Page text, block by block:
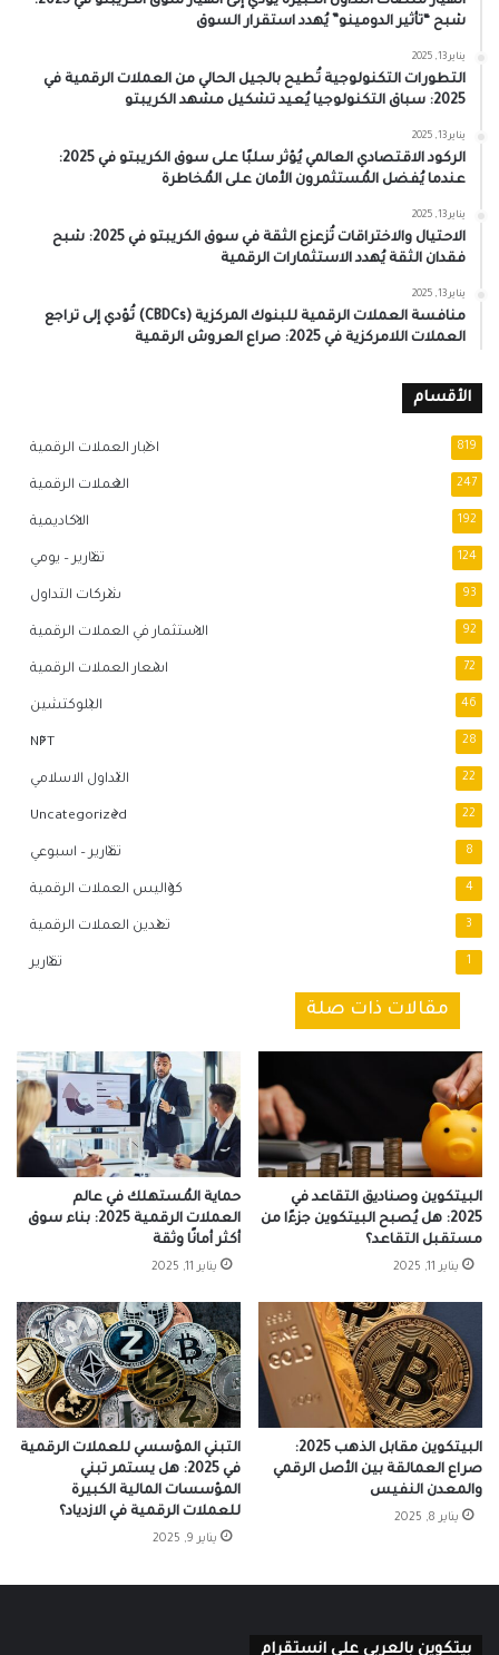
شبح “تأثير الدومينو” يُهدد استقرار السوق
يناير 13, 2025
التطورات التكنولوجية تُطيح بالجيل الحالي من العملات الرقمية في
2025: سباق التكنولوجيا يُعيد تشكيل مشهد الكريبتو
يناير 13, 2025
الركود الاقتصادي العالمي يُؤثر سلبًا على سوق الكريبتو في 2025:
عندما يُفضل المُستثمرون الأمان على المُخاطرة
يناير 13, 2025
الاحتيال والاختراقات تُزعزع الثقة في سوق الكريبتو في 2025: شبح
فقدان الثقة يُهدد الاستثمارات الرقمية
يناير 13, 2025
منافسة العملات الرقمية للبنوك المركزية (CBDCs) تُؤدي إلى تراجع
العملات اللامركزية في 2025: صراع العروش الرقمية
الأقسام
اخبار العملات الرقمية 819
العملات الرقمية 247
الاكاديمية 192
تقارير – يومي 124
شركات التداول 93
الاستثمار في العملات الرقمية 92
اسعار العملات الرقمية 72
البلوكتشين 46
NFT 28
التداول الاسلامي 22
Uncategorized 22
تقارير – اسبوعي 8
كواليس العملات الرقمية 4
تعدين العملات الرقمية 3
تقارير 1
مقالات ذات صلة
حماية المُستهلك في عالم
العملات الرقمية 2025: بناء سوق
أكثر أمانًا وثقة
يناير 11, 2025
البيتكوين وصناديق التقاعد في
2025: هل يُصبح البيتكوين جزءًا من
مستقبل التقاعد؟
يناير 11, 2025
التبني المؤسسي للعملات الرقمية
في 2025: هل يستمر تبني
المؤسسات المالية الكبيرة
للعملات الرقمية في الازدياد؟
يناير 9, 2025
البيتكوين مقابل الذهب 2025:
صراع العمالقة بين الأصل الرقمي
والمعدن النفيس
يناير 8, 2025
بيتكوين بالعربي على انستقرام